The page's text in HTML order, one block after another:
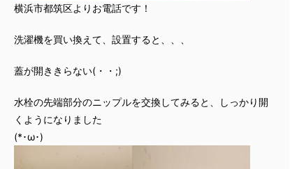
横浜市都筑区よりお電話です！
洗濯機を買い換えて、設置すると、、、
蓋が開ききらない(・・;)
水栓の先端部分のニップルを交換してみると、しっかり開
くようになりました
(*･ω･)